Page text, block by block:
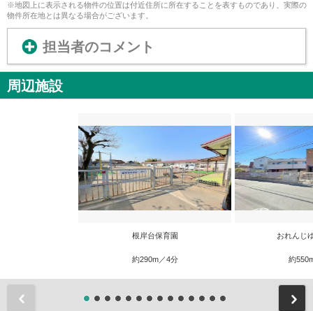
※地図上に表示される物件の位置は付近住所に所在することを表すものであり、実際の
物件所在地とは異なる場合がございます。
担当者のコメント
周辺施設
根岸台保育園
約290m／4分
おれんじ
約